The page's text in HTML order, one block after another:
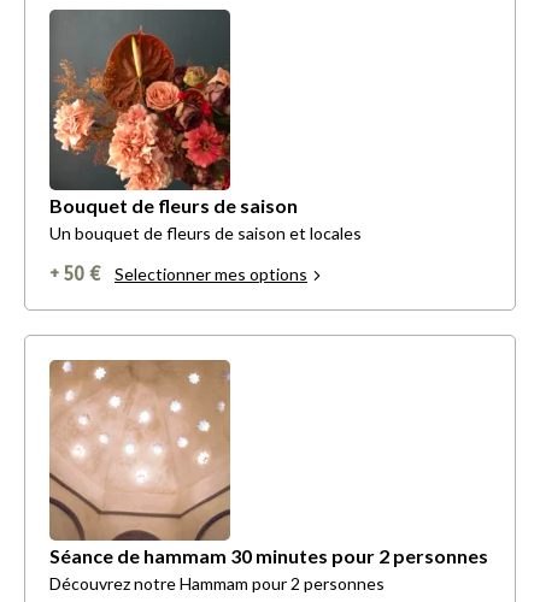
Bouquet de fleurs de saison
Un bouquet de fleurs de saison et locales
+ 50 € Selectionner mes options
Séance de hammam 30 minutes pour 2 personnes
Découvrez notre Hammam pour 2 personnes